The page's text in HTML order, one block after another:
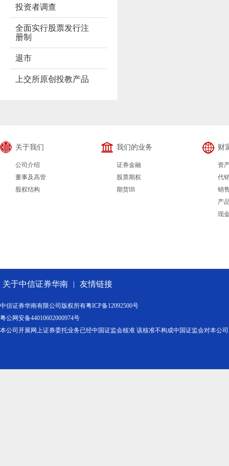
投资者调查
全面实行股票发行注
册制
退市
上交所原创投教产品
关于我们
公司介绍
董事及高管
股权结构
我们的业务
证券金融
股票期权
期货IB
财
资
代
销
产
现
关于中信证券华南 | 友情链接
中信证券华南有限公司版权所有粤ICP备12092500号
粤公网安备44010602000974号
本公司开展网上证券委托业务已经中国证监会核准 该核准不构成中国证监会对本公